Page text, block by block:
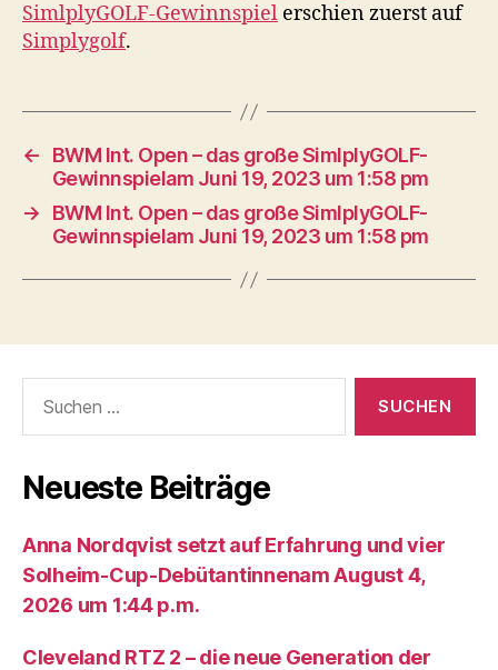
SimlplyGOLF-Gewinnspiel erschien zuerst auf
Simplygolf.
←
BWM Int. Open – das große SimlplyGOLF-
Gewinnspielam Juni 19, 2023 um 1:58 pm
→
BWM Int. Open – das große SimlplyGOLF-
Gewinnspielam Juni 19, 2023 um 1:58 pm
nach:
Neueste Beiträge
Anna Nordqvist setzt auf Erfahrung und vier
Solheim-Cup-Debütantinnenam August 4,
2026 um 1:44 p.m.
Cleveland RTZ 2 – die neue Generation der